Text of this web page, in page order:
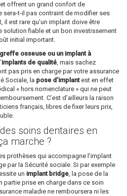
offrent un grand confort de
sera-t-il pas contraint de modifier ses
il est rare qu’un implant doive être
solution fiable et un bon investissement
initial important.
osseuse ou un implant à
implants de qualité, mais sachez
pas pris en charge par votre assurance
Sociale, la pose d’implantest en effet
« hors nomenclature » qui ne peut
C’est d’ailleurs la raison
français, libres de fixer leurs prix,
soins dentaires en
marche ?
prothèses qui accompagne l’implant
par la Sécurité sociale. Si par exemple
un implant bridge, la pose de la
partie prise en charge dans ce soin
maladie ne remboursera ni les